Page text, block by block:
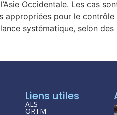
Occidentale. Les cas
pour le
systématique, selon des
Liens utiles
AES
ORTM